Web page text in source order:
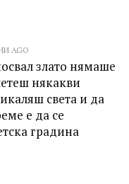
AGO
злато нямаше
някакви
света и да
е да се
градина